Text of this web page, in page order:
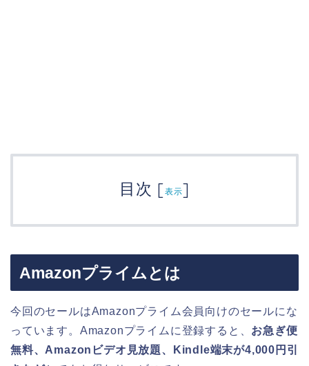
目次 [表示]
Amazonプライムとは
今回のセールはAmazonプライム会員向けのセールにな
っています。Amazonプライムに登録すると、 お急ぎ便
無料、Amazonビデオ見放題、Kindle端末が4,000円引